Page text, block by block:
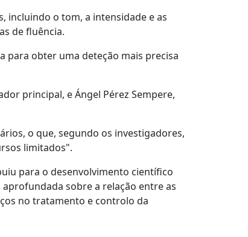
incluindo o tom, a intensidade e as
de fluência.
para obter uma deteção mais precisa
principal, e Ángel Pérez Sempere,
o que, segundo os investigadores,
limitados".
para o desenvolvimento científico
sobre a relação entre as
no tratamento e controlo da